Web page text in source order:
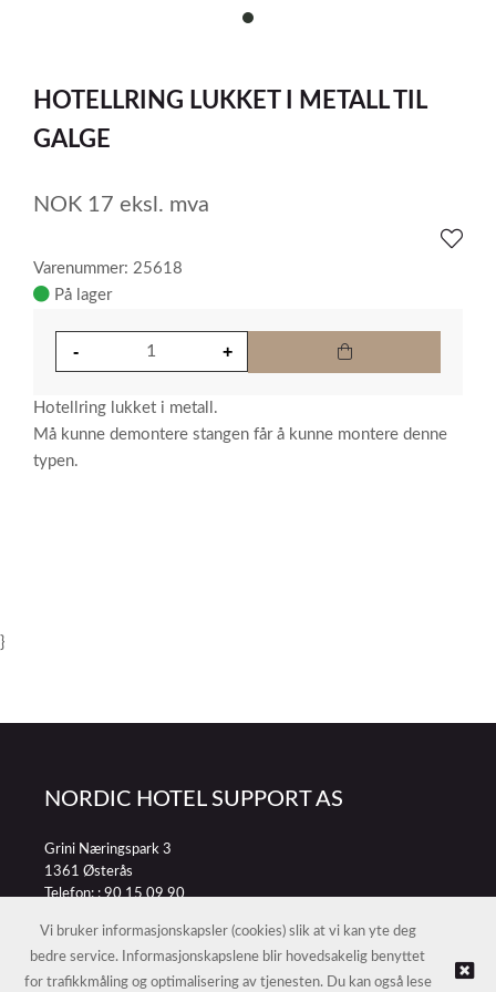
item
of
1
HOTELLRING LUKKET I METALL TIL
GALGE
NOK 17 eksl. mva
Varenummer: 25618
På lager
Hotellring lukket i metall.
Må kunne demontere stangen får å kunne montere denne
typen.
}
NORDIC HOTEL SUPPORT AS
Grini Næringspark 3
1361 Østerås
Telefon: :90 15 09 90
© NORDIC HOTEL SUPPORT AS |Nettbutikk levert av Kréatif
Vi bruker informasjonskapsler (cookies) slik at vi kan yte deg
bedre service. Informasjonskapslene blir hovedsakelig benyttet
for trafikkmåling og optimalisering av tjenesten. Du kan også lese